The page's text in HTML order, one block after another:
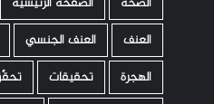
العنف
العنف الجنسي
الهجرة
تحقيقات